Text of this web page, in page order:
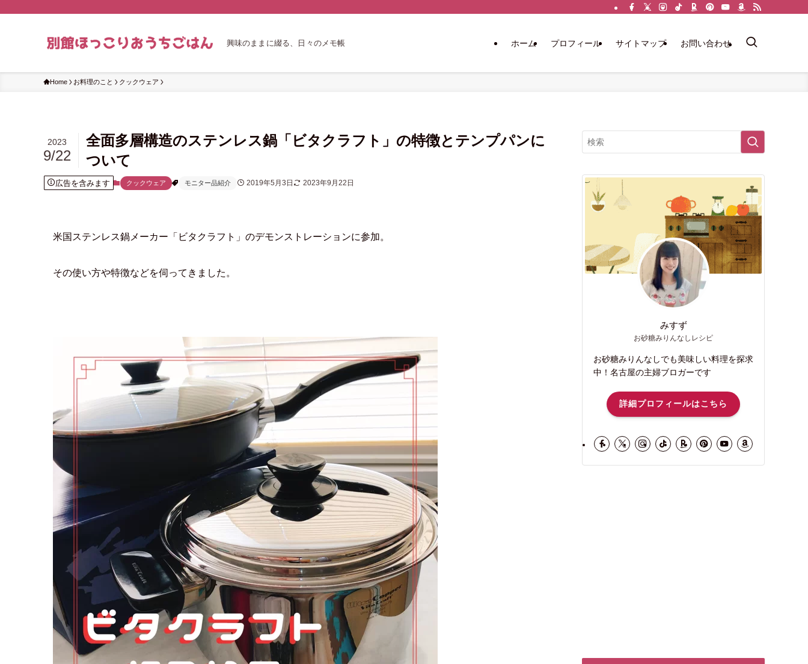
興味のままに綴る、日々のメモ帳 ホーム プロフィール サイトマップ お問い合わせ
Home お料理のこと クックウェア
全面多層構造のステンレス鍋「ビタクラフト」の特徴とテンプパンに
ついて
2023
9/22
広告を含みます クックウェア モニター品紹介 2019年5月3日 2023年9月22日
米国ステンレス鍋メーカー「ビタクラフト」のデモンストレーションに参加。
その使い方や特徴などを伺ってきました。
みすず
お砂糖みりんなしレシピ
お砂糖みりんなしでも美味しい料理を探求
中！名古屋の主婦ブロガーです
詳細プロフィールはこちら